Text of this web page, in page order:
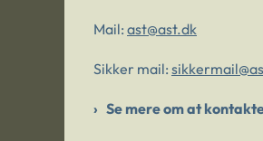
Mail: ast@ast.dk
Sikker mail:
Se mere om at